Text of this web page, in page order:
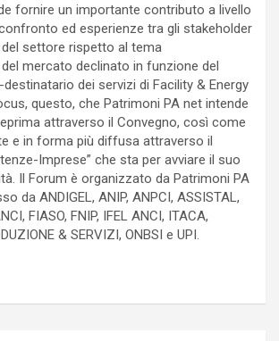
fornire un importante contributo a livello
ed esperienze tra gli stakeholder
settore rispetto al tema
del mercato declinato in funzione del
dei servizi di Facility & Energy
questo, che Patrimoni PA net intende
attraverso il Convegno, così come
e in forma più diffusa attraverso il
Imprese” che sta per avviare il suo
Il Forum è organizzato da Patrimoni PA
da ANDIGEL, ANIP, ANPCI, ASSISTAL,
FIASO, FNIP, IFEL ANCI, ITACA,
& SERVIZI, ONBSI e UPI.